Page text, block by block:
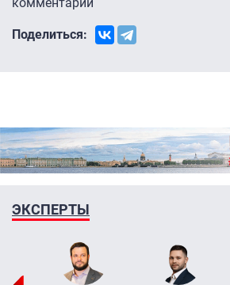
комментарии
Поделиться:
ЭКСПЕРТЫ